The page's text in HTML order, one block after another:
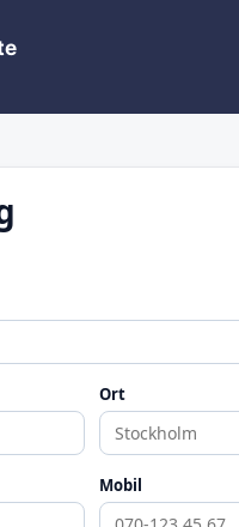
Ort
Mobil